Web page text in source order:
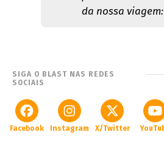
da nossa
SIGA O BLAST NAS REDES
SOCIAIS
Facebook Instagram X/Twitter